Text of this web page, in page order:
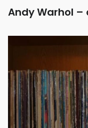
Andy Warhol –